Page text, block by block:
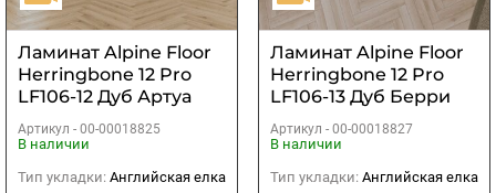
Ламинат Alpine Floor
Herringbone 12 Pro
LF106-12 Дуб Артуа
Артикул - 00-00018825
В наличии
Тип укладки: Английская елка
Ламинат Alpine Floor
Herringbone 12 Pro
LF106-13 Дуб Берри
Артикул - 00-00018827
В наличии
Тип укладки: Английская елка